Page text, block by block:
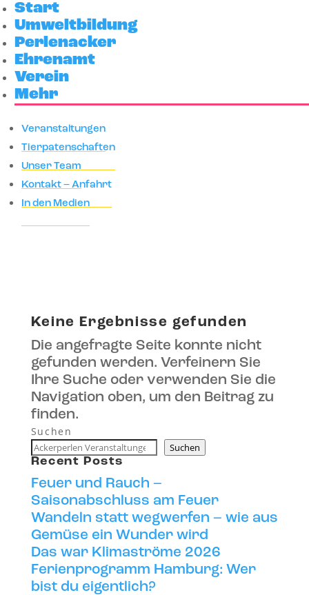
Start
Umweltbildung
Perlenacker
Ehrenamt
Verein
Mehr
Veranstaltungen
Tierpatenschaften
Unser Team
Kontakt – Anfahrt
In den Medien
Keine Ergebnisse gefunden
Die angefragte Seite konnte nicht
gefunden werden. Verfeinern Sie
Ihre Suche oder verwenden Sie die
Navigation oben, um den Beitrag zu
finden.
Suchen
Suchen
Recent Posts
Feuer und Rauch –
Saisonabschluss am Feuer
Wandeln statt wegwerfen – wie aus
Gemüse ein Wunder wird
Das war Klimaströme 2026
Ferienprogramm Hamburg: Wer
bist du eigentlich?